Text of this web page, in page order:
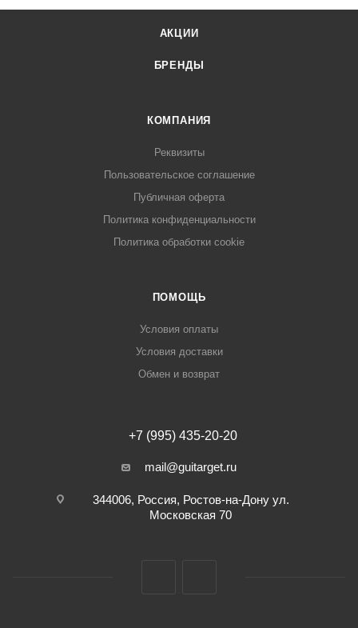
АКЦИИ
БРЕНДЫ
КОМПАНИЯ
Реквизиты
Пользовательское соглашение
Публичная оферта
Политика конфиденциальности
Политика обработки cookie
ПОМОЩЬ
Условия оплаты
Условия доставки
Обмен и возврат
+7 (995) 435-20-20
mail@guitarget.ru
344006, Россия, Ростов-на-Дону ул.
Московская 70